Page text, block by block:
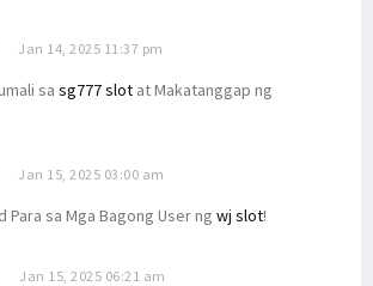
Jan 14, 2025 11:37 pm
sa sg777 slot at Makatanggap ng
Jan 15, 2025 03:00 am
Para sa Mga Bagong User ng wj slot!
Jan 15, 2025 06:21 am